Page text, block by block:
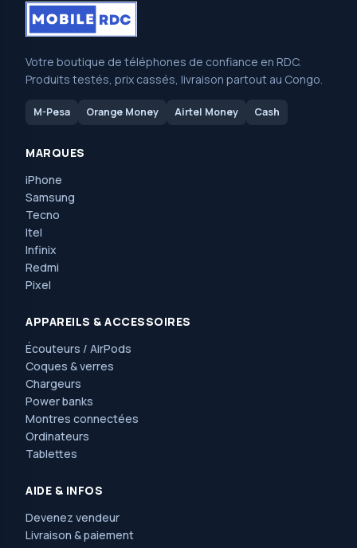
Votre boutique de téléphones de confiance en RDC.
Produits testés, prix cassés, livraison partout au Congo.
M-Pesa Orange Money Airtel Money Cash
MARQUES
iPhone
Samsung
Tecno
Itel
Infinix
Redmi
Pixel
APPAREILS & ACCESSOIRES
Écouteurs / AirPods
Coques & verres
Chargeurs
Power banks
Montres connectées
Ordinateurs
Tablettes
AIDE & INFOS
Devenez vendeur
Livraison & paiement